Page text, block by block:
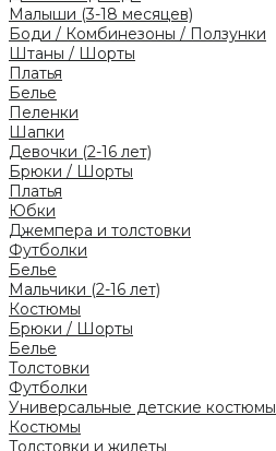
Малыши (3-18 месяцев)
Боди / Комбинезоны / Ползунки
Штаны / Шорты
Платья
Белье
Пеленки
Шапки
Девочки (2-16 лет)
Брюки / Шорты
Платья
Юбки
Джемпера и толстовки
Футболки
Белье
Мальчики (2-16 лет)
Костюмы
Брюки / Шорты
Белье
Толстовки
Футболки
Универсальные детские костюмы
Костюмы
Толстовки и жилеты